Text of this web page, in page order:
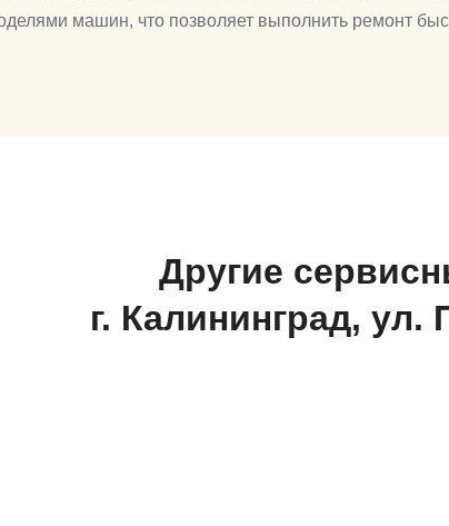
машин, что позволяет выполнить ремонт
Другие
г. Калининград,